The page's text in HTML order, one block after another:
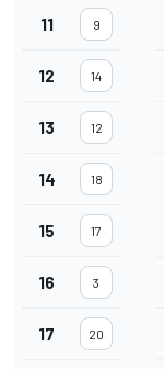
11 9
12 14
13 12
14 18
15 17
16 3
17 20